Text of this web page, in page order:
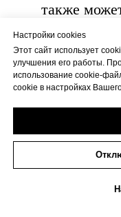
также
курса.
в случае,
лечение не
бурсит
может
Наши
Настройки cookies
Этот сайт использует
улучшения его работы.
использование cookie-
cookie в настройках